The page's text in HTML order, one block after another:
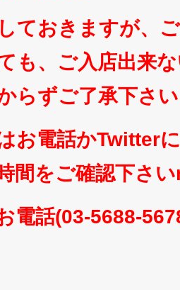
ておきますが、
も、ご入店出来
らずご了承下さ
お電話かTwitter
間をご確認下さ
電話(03-5688-